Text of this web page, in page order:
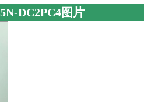
DC2PC4图片